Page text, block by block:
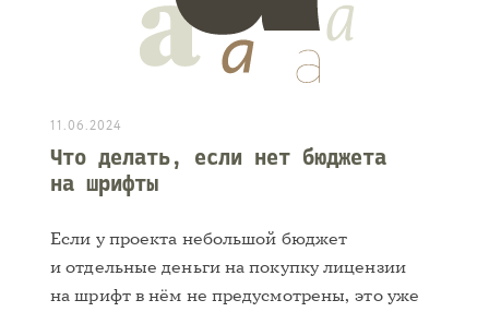
11.06.2024
Что делать, если нет бюджета
на шрифты
Если у проекта небольшой бюджет
и отдельные деньги на покупку лицензии
на шрифт в нём не предусмотрены, это уже